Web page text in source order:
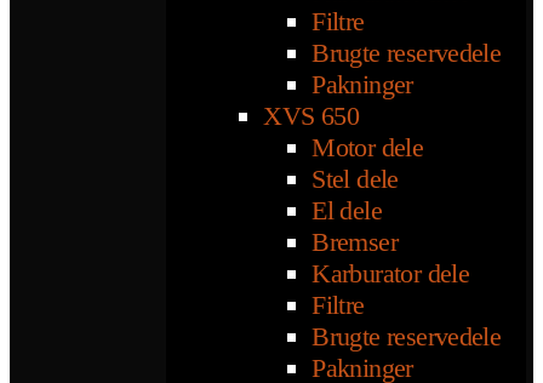
Filtre
Brugte reservedele
Pakninger
XVS 650
Motor dele
Stel dele
El dele
Bremser
Karburator dele
Filtre
Brugte reservedele
Pakninger